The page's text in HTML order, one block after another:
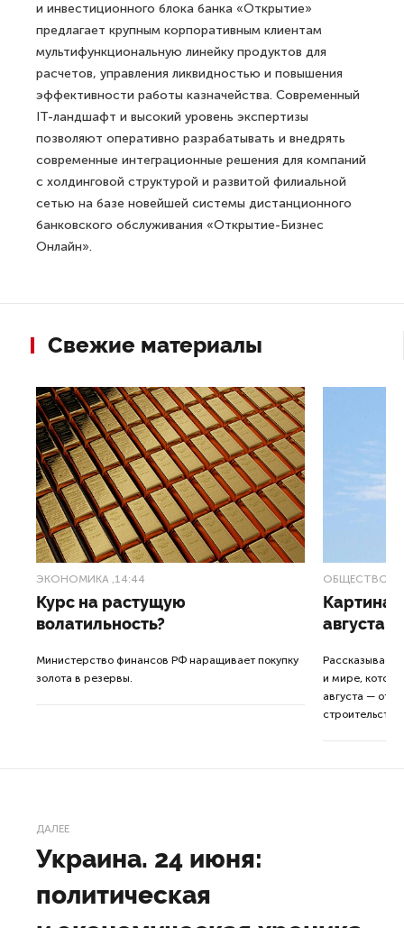
и инвестиционного блока банка «Открытие»
предлагает крупным корпоративным клиентам
мультифункциональную линейку продуктов для
расчетов, управления ликвидностью и повышения
эффективности работы казначейства. Современный
IT-ландшафт и высокий уровень экспертизы
позволяют оперативно разрабатывать и внедрять
современные интеграционные решения для компаний
с холдинговой структурой и развитой филиальной
сетью на базе новейшей системы дистанционного
банковского обслуживания «Открытие-Бизнес
Онлайн».
Свежие материалы
ЭКОНОМИКА ,14:44
Курс на растущую
волатильность?
Министерство финансов РФ наращивает покупку
золота в резервы.
ОБЩЕСТВО
Картина
августа
Рассказываем
и мире,
августа — от
ДАЛЕЕ
Украина. 24 июня:
политическая